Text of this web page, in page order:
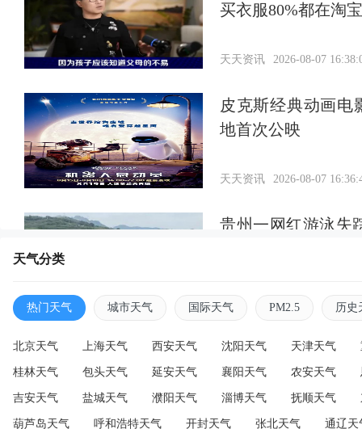
买衣服80%都在淘宝
天天资讯 2026-08-07
皮克斯经典动画电
地首次公映
天天资讯 2026-08-07
贵州一网红游泳失
2026-08-07
天气分类
热门天气 城市天气 国际天气 PM2.5 历史
北京天气 上海天气 西安天气 沈阳天气 天津天气
桂林天气 包头天气 延安天气 襄阳天气 农安天气
吉安天气 盐城天气 濮阳天气 淄博天气 抚顺天气
葫芦岛天气 呼和浩特天气 开封天气 张北天气 通辽天